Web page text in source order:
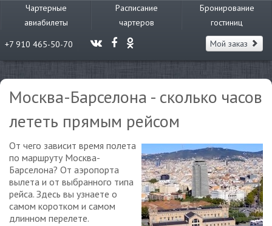
Чартерные
авиабилеты
Расписание
чартеров
Бронирование
гостиниц
+7 910 465-50-70
Мой заказ
Москва-Барселона - сколько часов
лететь прямым рейсом
От чего зависит время полета
по маршруту Москва-
Барселона? От аэропорта
вылета и от выбранного типа
рейса. Здесь вы узнаете о
самом коротком и самом
длинном перелете.